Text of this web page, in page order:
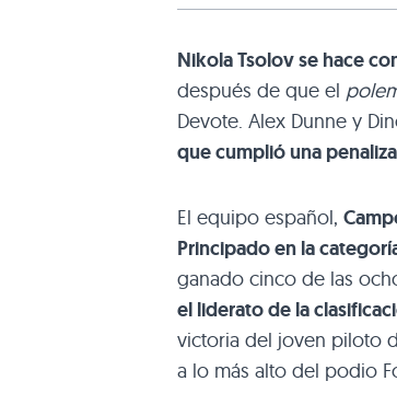
Nikola Tsolov se hace
después de que el
Devote. Alex Dunne y
que cumplió una
El equipo español,
Principado en la
ganado cinco de las
el liderato de la
victoria del joven piloto
a lo más alto del podio